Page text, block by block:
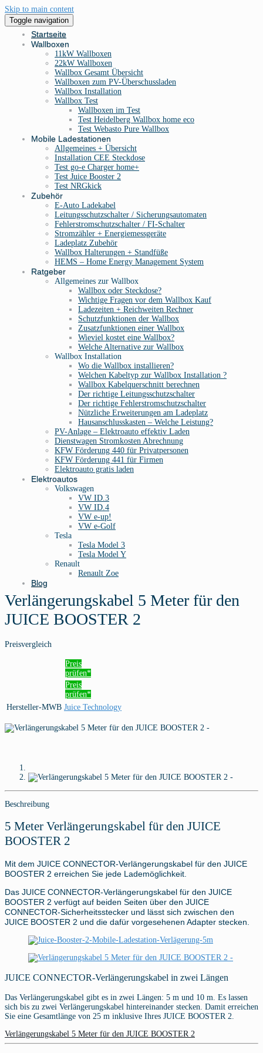
Skip to main content
Toggle navigation
Startseite
Wallboxen
11kW Wallboxen
22kW Wallboxen
Wallbox Gesamt Übersicht
Wallboxen zum PV-Überschussladen
Wallbox Installation
Wallbox Test
Wallboxen im Test
Test Heidelberg Wallbox home eco
Test Webasto Pure Wallbox
Mobile Ladestationen
Allgemeines + Übersicht
Installation CEE Steckdose
Test go-e Charger home+
Test Juice Booster 2
Test NRGkick
Zubehör
E-Auto Ladekabel
Leitungsschutzschalter / Sicherungsautomaten
Fehlerstromschutzschalter / FI-Schalter
Stromzähler + Energiemessgeräte
Ladeplatz Zubehör
Wallbox Halterungen + Standfüße
HEMS – Home Energy Management System
Ratgeber
Allgemeines zur Wallbox
Wallbox oder Steckdose?
Wichtige Fragen vor dem Wallbox Kauf
Ladezeiten + Reichweiten Rechner
Schutzfunktionen der Wallbox
Zusatzfunktionen einer Wallbox
Wieviel kostet eine Wallbox?
Welche Alternative zur Wallbox
Wallbox Installation
Wo die Wallbox installieren?
Welchen Kabeltyp zur Wallbox Installation ?
Wallbox Kabelquerschnitt berechnen
Der richtige Leitungsschutzschalter
Der richtige Fehlerstromschutzschalter
Nützliche Erweiterungen am Ladeplatz
Hausanschlusskasten – Welche Leistung?
PV-Anlage – Elektroauto effektiv Laden
Dienstwagen Stromkosten Abrechnung
KFW Förderung 440 für Privatpersonen
KFW Förderung 441 für Firmen
Elektroauto gratis laden
Elektroautos
Volkswagen
VW ID.3
VW ID.4
VW e-up!
VW e-Golf
Tesla
Tesla Model 3
Tesla Model Y
Renault
Renault Zoe
Blog
Verlängerungskabel 5 Meter für den
JUICE BOOSTER 2
Preisvergleich
Preis
prüfen*
Preis
prüfen*
Hersteller-MWB Juice Technology
Beschreibung
5 Meter Verlängerungskabel für den JUICE
BOOSTER 2
Mit dem JUICE CONNECTOR-Verlängerungskabel für den JUICE
BOOSTER 2 erreichen Sie jede Lademöglichkeit.
Das JUICE CONNECTOR-Verlängerungskabel für den JUICE
BOOSTER 2 verfügt auf beiden Seiten über den JUICE
CONNECTOR-Sicherheitsstecker und lässt sich zwischen den
JUICE BOOSTER 2 und die dafür vorgesehenen Adapter stecken.
JUICE CONNECTOR-Verlängerungskabel in zwei Längen
Das Verlängerungskabel gibt es in zwei Längen: 5 m und 10 m. Es lassen
sich bis zu zwei Verlängerungskabel hintereinander stecken. Damit erreichen
Sie eine Gesamtlänge von 25 m inklusive Ihres JUICE BOOSTER 2.
Verlängerungskabel 5 Meter für den JUICE BOOSTER 2